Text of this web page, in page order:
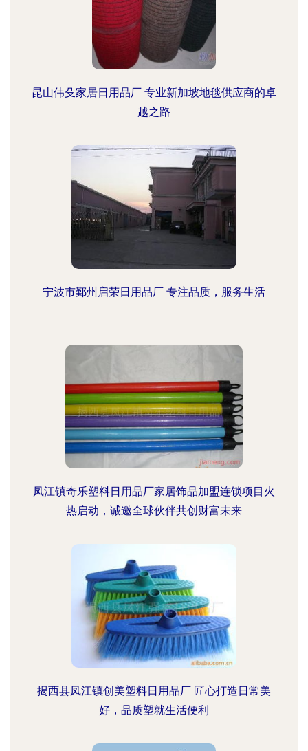
昆山伟殳家居日用品厂 专业新加坡地毯供应商的卓
越之路
宁波市鄞州启荣日用品厂 专注品质，服务生活
凤江镇奇乐塑料日用品厂家居饰品加盟连锁项目火
热启动，诚邀全球伙伴共创财富未来
揭西县凤江镇创美塑料日用品厂 匠心打造日常美
好，品质塑就生活便利